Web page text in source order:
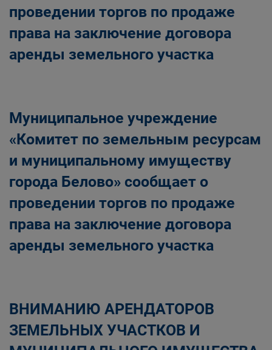
проведении торгов по продаже
права на заключение договора
аренды земельного участка
Муниципальное учреждение
«Комитет по земельным ресурсам
и муниципальному имуществу
города Белово» сообщает о
проведении торгов по продаже
права на заключение договора
аренды земельного участка
ВНИМАНИЮ АРЕНДАТОРОВ
ЗЕМЕЛЬНЫХ УЧАСТКОВ И